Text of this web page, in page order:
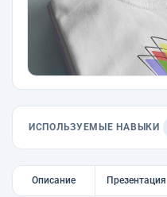
ИСПОЛЬЗУЕМЫЕ НАВЫКИ
Описание Презентация